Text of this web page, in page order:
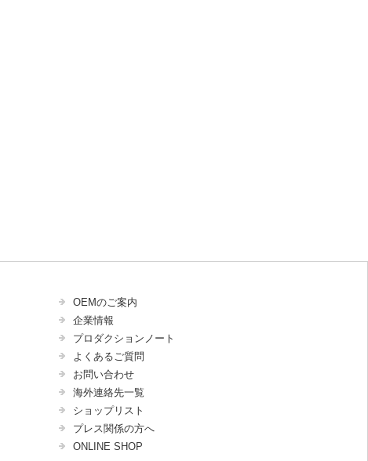
OEMのご案内
企業情報
プロダクションノート
よくあるご質問
お問い合わせ
海外連絡先一覧
ショップリスト
プレス関係の方へ
ONLINE SHOP